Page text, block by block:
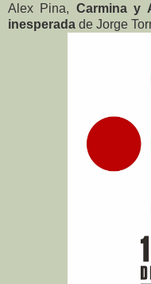
Alex Pina, Carmina y
inesperada de Jorge